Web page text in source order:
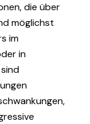
die über
möglichst
im
in